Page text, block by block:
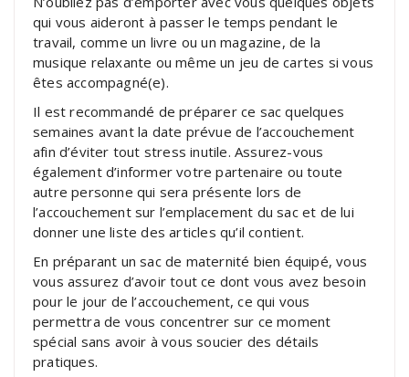
qui vous aideront à passer le temps pendant le
travail, comme un livre ou un magazine, de la
musique relaxante ou même un jeu de cartes si vous
êtes accompagné(e).
Il est recommandé de préparer ce sac quelques
semaines avant la date prévue de l’accouchement
afin d’éviter tout stress inutile. Assurez-vous
également d’informer votre partenaire ou toute
autre personne qui sera présente lors de
l’accouchement sur l’emplacement du sac et de lui
donner une liste des articles qu’il contient.
En préparant un sac de maternité bien équipé, vous
vous assurez d’avoir tout ce dont vous avez besoin
pour le jour de l’accouchement, ce qui vous
permettra de vous concentrer sur ce moment
spécial sans avoir à vous soucier des détails
pratiques.